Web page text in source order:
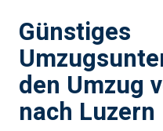
Günstiges
den Umzug
nach Luzern